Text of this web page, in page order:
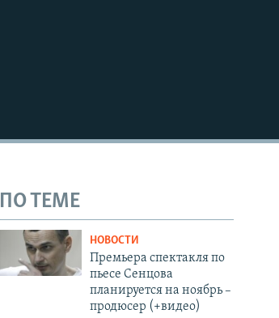
ПО ТЕМЕ
НОВОСТИ
Премьера спектакля по
пьесе Сенцова
планируется на ноябрь –
продюсер (+видео)